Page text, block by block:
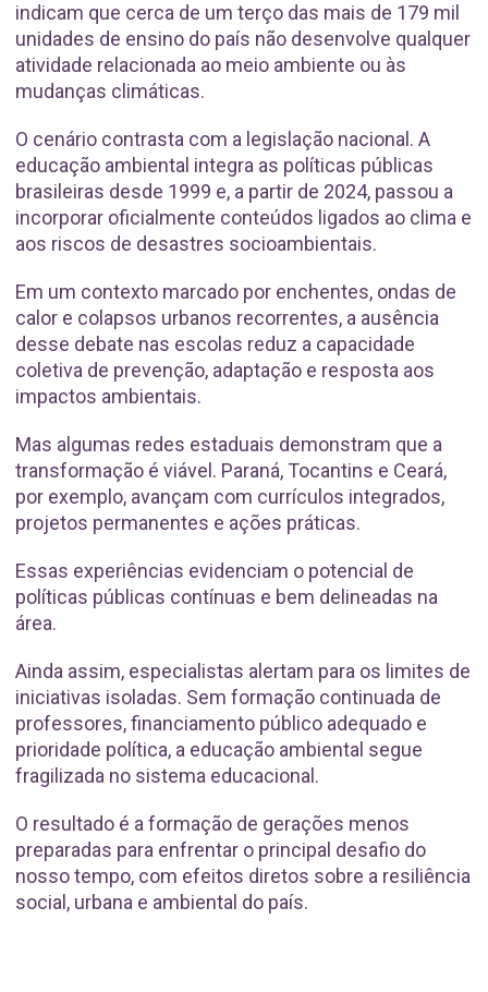
indicam que cerca de um terço das mais de 179 mil
unidades de ensino do país não desenvolve qualquer
atividade relacionada ao meio ambiente ou às
mudanças climáticas.
O cenário contrasta com a legislação nacional. A
educação ambiental integra as políticas públicas
brasileiras desde 1999 e, a partir de 2024, passou a
incorporar oficialmente conteúdos ligados ao clima e
aos riscos de desastres socioambientais.
Em um contexto marcado por enchentes, ondas de
calor e colapsos urbanos recorrentes, a ausência
desse debate nas escolas reduz a capacidade
coletiva de prevenção, adaptação e resposta aos
impactos ambientais.
Mas algumas redes estaduais demonstram que a
transformação é viável. Paraná, Tocantins e Ceará,
por exemplo, avançam com currículos integrados,
projetos permanentes e ações práticas.
Essas experiências evidenciam o potencial de
políticas públicas contínuas e bem delineadas na
área.
Ainda assim, especialistas alertam para os limites de
iniciativas isoladas. Sem formação continuada de
professores, financiamento público adequado e
prioridade política, a educação ambiental segue
fragilizada no sistema educacional.
O resultado é a formação de gerações menos
preparadas para enfrentar o principal desafio do
nosso tempo, com efeitos diretos sobre a resiliência
social, urbana e ambiental do país.